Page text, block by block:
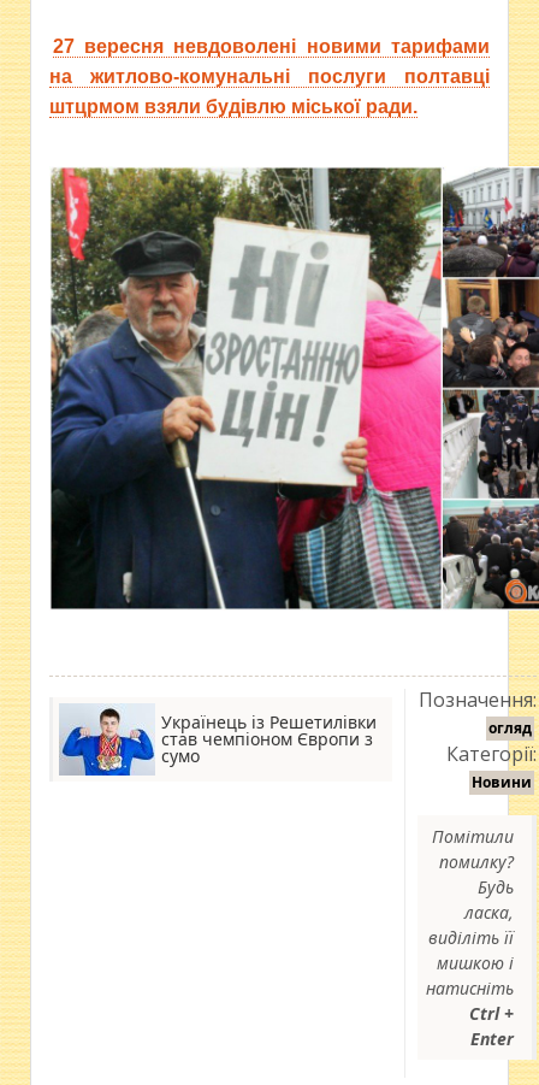
27 вересня невдоволені новими тарифами
на житлово-комунальні послуги полтавці
штцрмом взяли будівлю міської ради.
Українець із Решетилівки
став чемпіоном Європи з
сумо
Позначення:
огляд
Категорії:
Новини
Помітили
помилку?
Будь
ласка,
виділіть її
мишкою і
натисніть
Ctrl +
Enter